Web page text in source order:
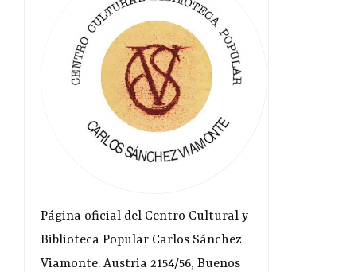
Página oficial del Centro Cultural y
Biblioteca Popular Carlos Sánchez
Viamonte. Austria 2154/56, Buenos